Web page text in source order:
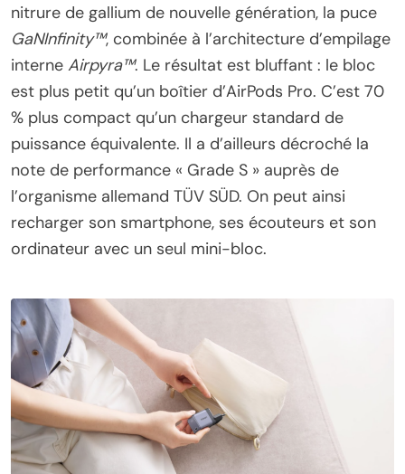
nitrure de gallium de nouvelle génération, la puce
GaNInfinity™, combinée à l’architecture d’empilage
interne Airpyra™. Le résultat est bluffant : le bloc
est plus petit qu’un boîtier d’AirPods Pro. C’est 70
% plus compact qu’un chargeur standard de
puissance équivalente. Il a d’ailleurs décroché la
note de performance « Grade S » auprès de
l’organisme allemand TÜV SÜD. On peut ainsi
recharger son smartphone, ses écouteurs et son
ordinateur avec un seul mini-bloc.